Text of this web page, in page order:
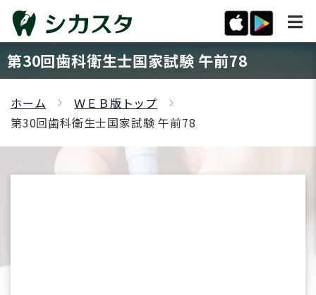
第30回歯科衛生士国家試験 午前78
ホーム
ＷＥＢ版トップ
第30回歯科衛生士国家試験 午前78